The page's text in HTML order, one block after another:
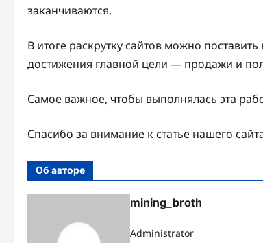
заканчиваются.
В итоге раскрутку сайтов можно
достижения главной цели — продажи и
Самое важное, чтобы выполнялась эта
Спасибо за внимание к статье нашего
Об авторе
mining_broth
Administrator